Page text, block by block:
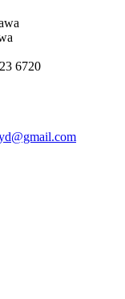
6720